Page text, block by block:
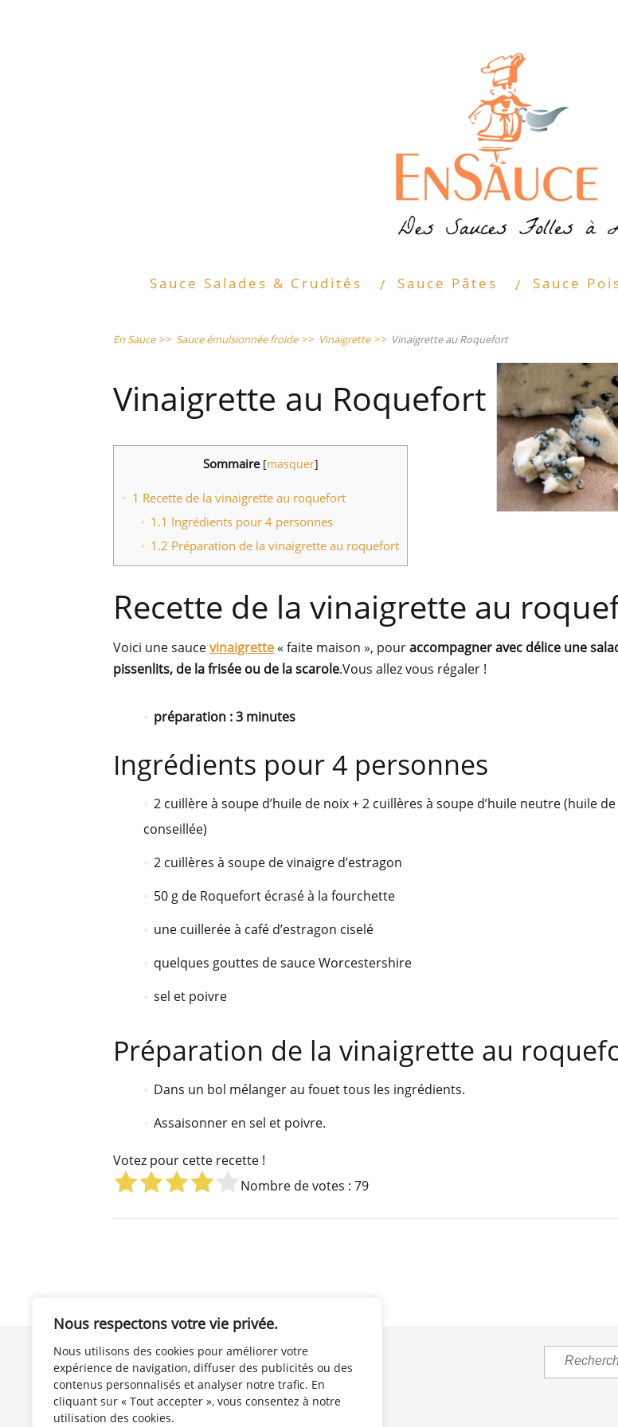
Nous respectons votre vie privée.
Nous utilisons des cookies pour améliorer votre
expérience de navigation, diffuser des publicités ou des
contenus personnalisés et analyser notre trafic. En
cliquant sur « Tout accepter », vous consentez à notre
utilisation des cookies.
Sauce Salades & Crudités Sauce Pâtes Sauce
En Sauce >> Sauce émulsionnée froide >> Vinaigrette >> Vinaigrette au Roquefort
Vinaigrette au Roquefort
Sommaire [masquer]
1 Recette de la vinaigrette au roquefort
1.1 Ingrédients pour 4 personnes
1.2 Préparation de la vinaigrette au roquefort
Recette de la vinaigrette au
Voici une saucevinaigrette« faite maison », pouraccompagner avec délice une
pissenlits, de la frisée ou de la scarole.Vous allez vous régaler !
préparation : 3 minutes
Ingrédients pour 4 personnes
2 cuillère à soupe d’huile de noix + 2 cuillères à soupe d’huile neutre (huile de
conseillée)
2 cuillères à soupe de vinaigre d’estragon
50 g de Roquefort écrasé à la fourchette
une cuillerée à café d’estragon ciselé
quelques gouttes de sauce Worcestershire
sel et poivre
Préparation de la vinaigrette au
Dans un bol mélanger au fouet tous les ingrédients.
Assaisonner en sel et poivre.
Votez pour cette recette !
Nombre de votes : 79
Plan du Site EnSauce
Lexique : les bases en Cuisine
Contact
Mentions légales